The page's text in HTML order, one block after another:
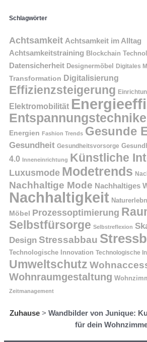
Schlagwörter
Achtsamkeit Achtsamkeit im Alltag
Achtsamkeitstraining Blockchain
Datensicherheit Designermöbel Digitales
Transformation Digitalisierung
Effizienzsteigerung
Elektromobilität
Energien Fashion Trends Gesunde
Gesundheit Gesundheitsvorsorge
4.0 Inneneinrichtung Künstliche
Luxusmode Modetrends
Nachhaltige Mode Nachhaltiges
Nachhaltigkeit
Möbel Prozessoptimierung
Selbstfürsorge Selbstreflexion
Design Stressabbau
Technologische Innovation Technologische
Umweltschutz
Wohnraumgestaltung
Zeitmanagement
Zuhause> Wandbilder von Junique:
für dein